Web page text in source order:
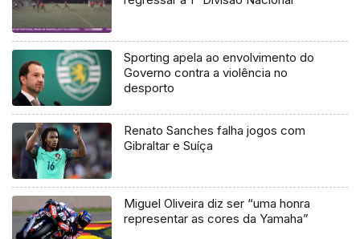
Sporting apela ao envolvimento do
Governo contra a violência no
desporto
Renato Sanches falha jogos com
Gibraltar e Suíça
Miguel Oliveira diz ser “uma honra
representar as cores da Yamaha”